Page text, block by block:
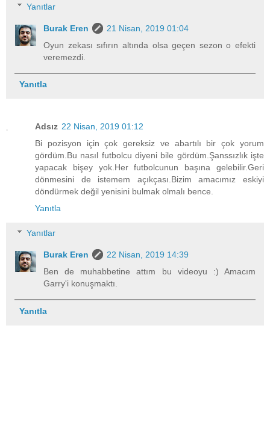
Yanıtlar
Burak Eren
21 Nisan, 2019 01:04
Oyun zekası sıfırın altında olsa geçen sezon o efekti
veremezdi.
Yanıtla
Adsız 22 Nisan, 2019 01:12
Bi pozisyon için çok gereksiz ve abartılı bir çok yorum
gördüm.Bu nasıl futbolcu diyeni bile gördüm.Şanssızlık işte
yapacak bişey yok.Her futbolcunun başına gelebilir.Geri
dönmesini de istemem açıkçası.Bizim amacımız eskiyi
döndürmek değil yenisini bulmak olmalı bence.
Yanıtla
Yanıtlar
Burak Eren
22 Nisan, 2019 14:39
Ben de muhabbetine attım bu videoyu :) Amacım
Garry'i konuşmaktı.
Yanıtla